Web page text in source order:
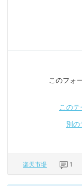
このフォ
この
別
楽天市場 1